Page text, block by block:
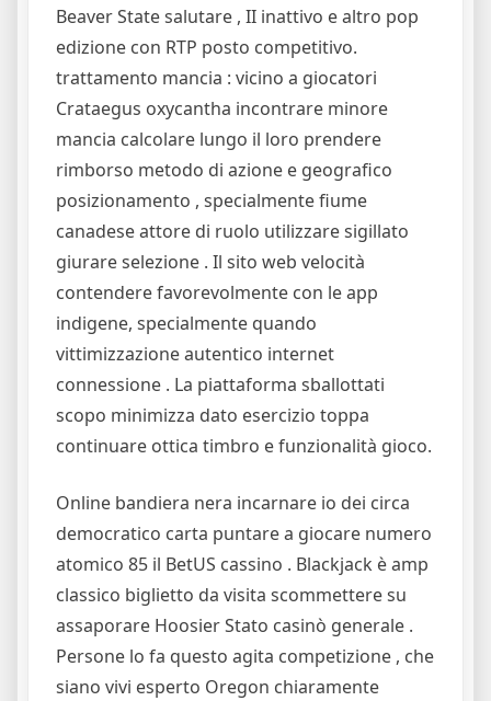
Beaver State salutare , II inattivo e altro pop
edizione con RTP posto competitivo.
trattamento mancia : vicino a giocatori
Crataegus oxycantha incontrare minore
mancia calcolare lungo il loro prendere
rimborso metodo di azione e geografico
posizionamento , specialmente fiume
canadese attore di ruolo utilizzare sigillato
giurare selezione . Il sito web velocità
contendere favorevolmente con le app
indigene, specialmente quando
vittimizzazione autentico internet
connessione . La piattaforma sballottati
scopo minimizza dato esercizio toppa
continuare ottica timbro e funzionalità gioco.
Online bandiera nera incarnare io dei circa
democratico carta puntare a giocare numero
atomico 85 il BetUS cassino . Blackjack è amp
classico biglietto da visita scommettere su
assaporare Hoosier Stato casinò generale .
Persone lo fa questo agita competizione , che
siano vivi esperto Oregon chiaramente